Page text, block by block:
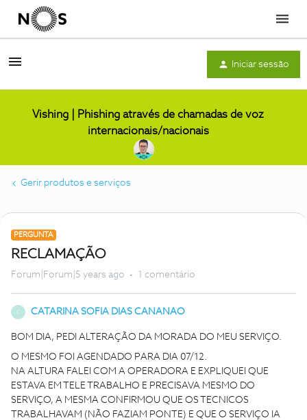
Menu
Iniciar sessão
Vishing | Phishing através de chamadas de voz
internacionais/nacionais
Gerir produtos e serviços
PERGUNTA
RECLAMAÇÃO
Forum|Forum|5 years ago 1 comentário
C CATARINA SOFIA DIAS CANANAO
BOM DIA, PEDI ALTERAÇÃO DA MORADA DO MEU SERVIÇO.
O MESMO FOI AGENDADO PARA DIA 07/12.
NA ALTURA FALEI COM A OPERADORA E EXPLIQUEI QUE
ESTAVA EM TELE TRABALHO E PRECISAVA MESMO DO
SERVIÇO, A MESMA CONFIRMOU QUE OS TECNICOS
TRABALHAVAM (NÃO FAZIAM PONTE) E QUE O SERVIÇO IA